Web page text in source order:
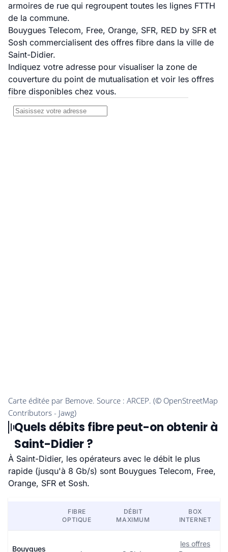
armoires de rue qui regroupent toutes les lignes FTTH
de la commune.
Bouygues Telecom, Free, Orange, SFR, RED by SFR et
Sosh commercialisent des offres fibre dans la ville de
Saint-Didier.
Indiquez votre adresse pour visualiser la zone de
couverture du point de mutualisation et voir les offres
fibre disponibles chez vous.
Quels débits fibre peut-on obtenir à
Saint-Didier ?
À Saint-Didier, les opérateurs avec le débit le plus
rapide (jusqu'à 8 Gb/s) sont Bouygues Telecom, Free,
Orange, SFR et Sosh.
FIBRE
OPTIQUE
DÉBIT
MAXIMUM
BOX
INTERNET
Bouygues
les offres